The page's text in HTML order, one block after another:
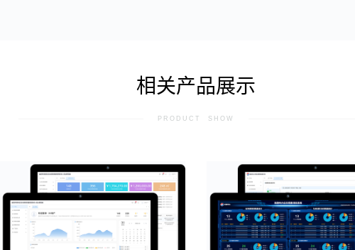
相关产品展示
PRODUCT SHOW